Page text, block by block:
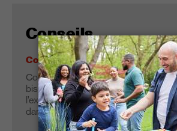
Conseils
Conseil noº 1
Conserver à température de la pièce
biscuits demeurent légèrement
l’extérieur. Pour des biscuits plus
dans un sac ou un contenant étanche.